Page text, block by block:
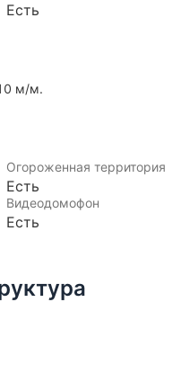
Есть
м/м.
Огороженная территория
Есть
Видеодомофон
Есть